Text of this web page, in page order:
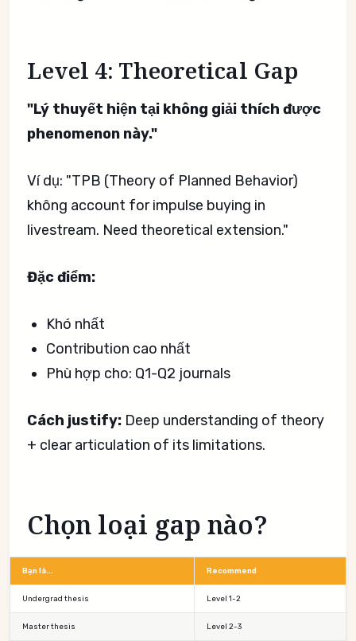
Level 4: Theoretical Gap
"Lý thuyết hiện tại không giải thích được
phenomenon này."
Ví dụ: "TPB (Theory of Planned Behavior)
không account for impulse buying in
livestream. Need theoretical extension."
Đặc điểm:
Khó nhất
Contribution cao nhất
Phù hợp cho: Q1-Q2 journals
Cách justify: Deep understanding of theory
+ clear articulation of its limitations.
Chọn loại gap nào?
Bạn là... Recommend
Undergrad thesis Level 1-2
Master thesis Level 2-3